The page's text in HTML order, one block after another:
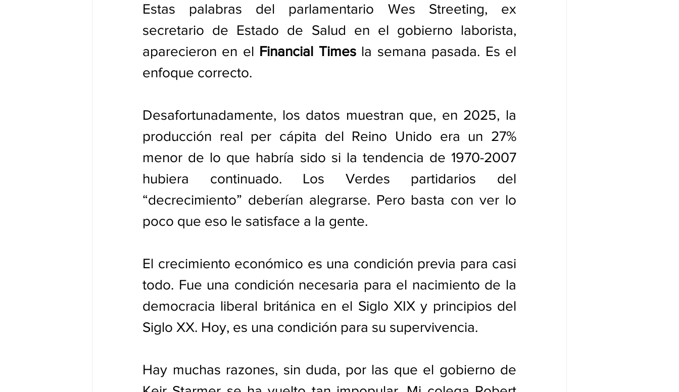
Estas palabras del parlamentario Wes Streeting, ex
secretario de Estado de Salud en el gobierno laborista,
aparecieron en el Financial Times la semana pasada. Es el
enfoque correcto.
Desafortunadamente, los datos muestran que, en 2025, la
producción real per cápita del Reino Unido era un 27%
menor de lo que habría sido si la tendencia de 1970-2007
hubiera continuado. Los Verdes partidarios del
“decrecimiento” deberían alegrarse. Pero basta con ver lo
poco que eso le satisface a la gente.
El crecimiento económico es una condición previa para casi
todo. Fue una condición necesaria para el nacimiento de la
democracia liberal británica en el Siglo XIX y principios del
Siglo XX. Hoy, es una condición para su supervivencia.
Hay muchas razones, sin duda, por las que el gobierno de